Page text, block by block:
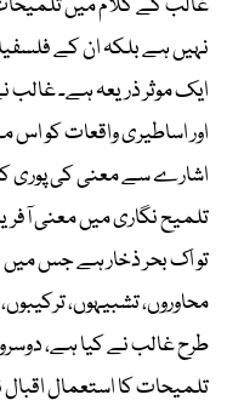
غالب کے کلام میں
نہیں ہے بلکہ ان کے
ایک موثر ذریعہ ہے۔ غالب
اور اساطیری واقعات کو
اشارے سے معنی کی پوری
تلمیح نگاری میں معنی
تو اک بحر ذخار ہے جس میں
محاوروں، تشبیہوں،
طرح غالب نے کیا ہے،
تلمیحات کا استعمال